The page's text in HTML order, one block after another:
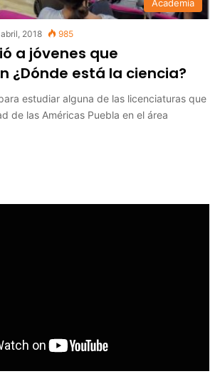
Academia
2018 985
a jóvenes que
¿Dónde está la ciencia?
estudiar alguna de las licenciaturas que
de las Américas Puebla en el área